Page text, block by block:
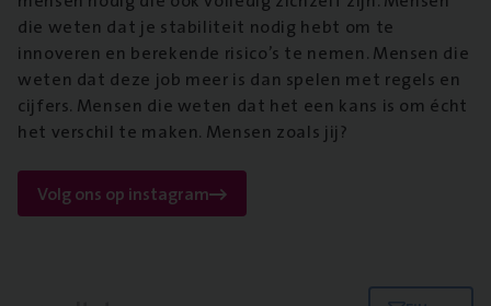
die weten dat je stabiliteit nodig hebt om te
innoveren en berekende risico’s te nemen. Mensen die
weten dat deze job meer is dan spelen met regels en
cijfers. Mensen die weten dat het een kans is om écht
het verschil te maken. Mensen zoals jij?
Volg ons op instagram